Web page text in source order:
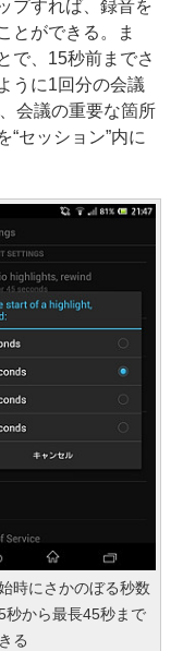
プすれば、録音を
とができる。ま
で、15秒前までさ
うに1回分の会議
会議の重要な箇所
“セッション”内に
時にさかのぼる秒数
秒から最長45秒まで
る